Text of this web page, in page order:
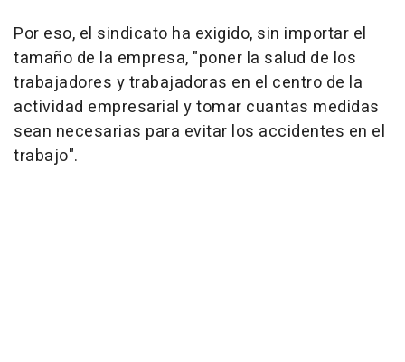
Por eso, el sindicato ha exigido, sin importar el
tamaño de la empresa, "poner la salud de los
trabajadores y trabajadoras en el centro de la
actividad empresarial y tomar cuantas medidas
sean necesarias para evitar los accidentes en el
trabajo".